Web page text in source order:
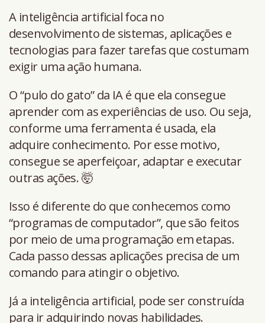
A inteligência artificial foca no
desenvolvimento de sistemas, aplicações e
tecnologias para fazer tarefas que costumam
exigir uma ação humana.
O “pulo do gato” da IA é que ela consegue
aprender com as experiências de uso. Ou seja,
conforme uma ferramenta é usada, ela
adquire conhecimento. Por esse motivo,
consegue se aperfeiçoar, adaptar e executar
outras ações. 🤯
Isso é diferente do que conhecemos como
“programas de computador”, que são feitos
por meio de uma programação em etapas.
Cada passo dessas aplicações precisa de um
comando para atingir o objetivo.
Já a inteligência artificial, pode ser construída
para ir adquirindo novas habilidades.